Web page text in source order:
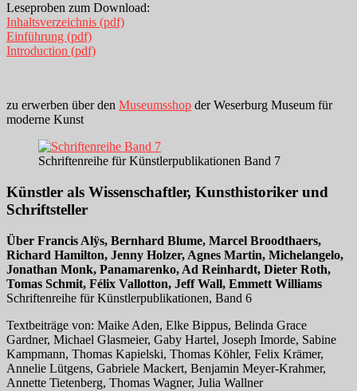
Leseproben zum Download:
Inhaltsverzeichnis (pdf)
Einführung (pdf)
Introduction (pdf)
zu erwerben über den Museumsshop der Weserburg Museum für
moderne Kunst
Schriftenreihe für Künstlerpublikationen Band 7
Künstler als Wissenschaftler, Kunsthistoriker und
Schriftsteller
Über Francis Alÿs, Bernhard Blume, Marcel Broodthaers,
Richard Hamilton, Jenny Holzer, Agnes Martin, Michelangelo,
Jonathan Monk, Panamarenko, Ad Reinhardt, Dieter Roth,
Tomas Schmit, Félix Vallotton, Jeff Wall, Emmett Williams
Schriftenreihe für Künstlerpublikationen, Band 6
Textbeiträge von: Maike Aden, Elke Bippus, Belinda Grace
Gardner, Michael Glasmeier, Gaby Hartel, Joseph Imorde, Sabine
Kampmann, Thomas Kapielski, Thomas Köhler, Felix Krämer,
Annelie Lütgens, Gabriele Mackert, Benjamin Meyer-Krahmer,
Annette Tietenberg, Thomas Wagner, Julia Wallner